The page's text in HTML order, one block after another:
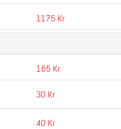
1175 Kr
165 Kr
30 Kr
40 Kr